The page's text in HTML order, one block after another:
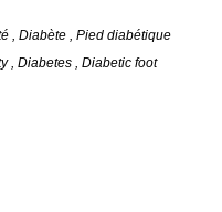
, Diabète , Pied diabétique
, Diabetes , Diabetic foot